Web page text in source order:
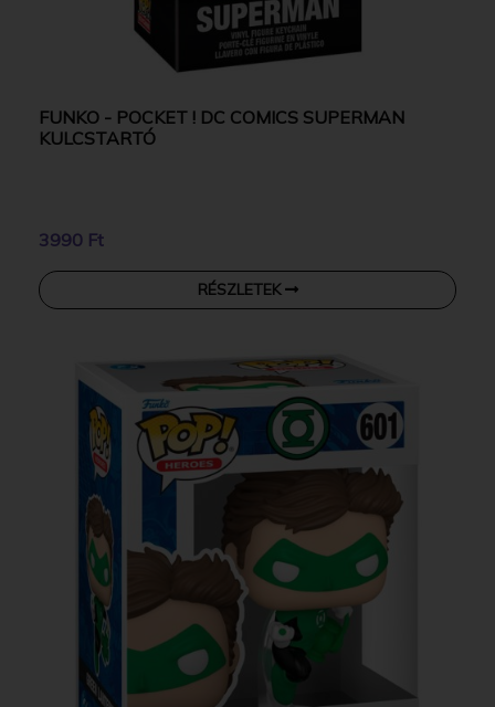
FUNKO - POCKET ! DC COMICS SUPERMAN
KULCSTARTÓ
3990 Ft
RÉSZLETEK